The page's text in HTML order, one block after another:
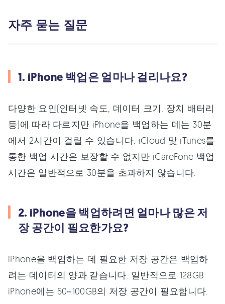
자주 묻는 질문
1. iPhone 백업은 얼마나 걸리나요?
다양한 요인(인터넷 속도, 데이터 크기, 장치 배터리
등)에 따라 다르지만 iPhone을 백업하는 데는 30분
에서 2시간이 걸릴 수 있습니다. iCloud 및 iTunes를
통한 백업 시간은 보장할 수 없지만 iCareFone 백업
시간은 일반적으로 30분을 초과하지 않습니다.
2. iPhone을 백업하려면 얼마나 많은 저
장 공간이 필요한가요?
iPhone을 백업하는 데 필요한 저장 공간은 백업하
려는 데이터의 양과 같습니다. 일반적으로 128GB
iPhone에는 50~100GB의 저장 공간이 필요합니다.